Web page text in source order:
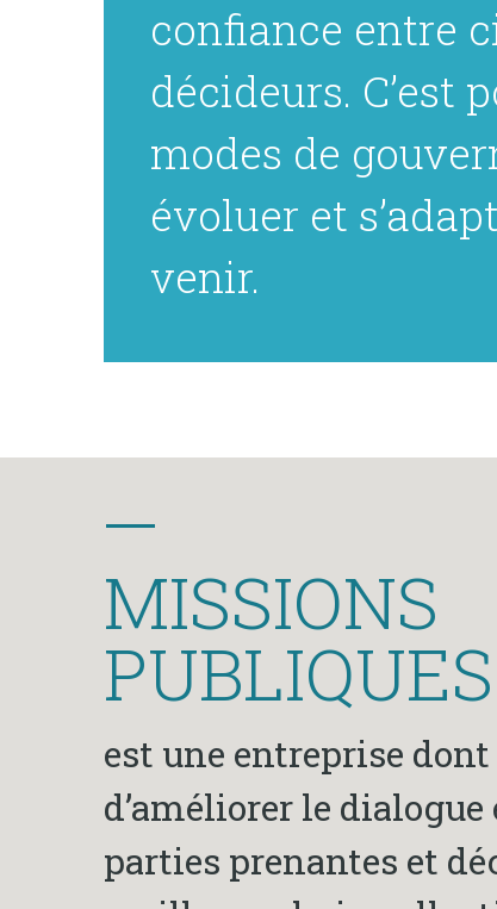
confiance entre
décideurs. C’est
modes de
évoluer et
venir.
MISSIONS
PUBLIQUES
est une entreprise
d’améliorer le
parties prenantes et